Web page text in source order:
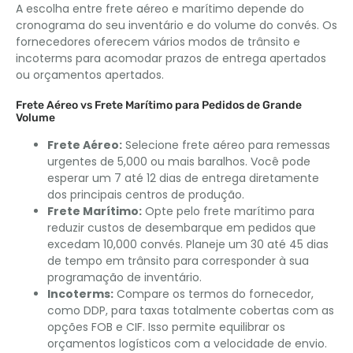
A escolha entre frete aéreo e marítimo depende do
cronograma do seu inventário e do volume do convés. Os
fornecedores oferecem vários modos de trânsito e
incoterms para acomodar prazos de entrega apertados
ou orçamentos apertados.
Frete Aéreo vs Frete Marítimo para Pedidos de Grande
Volume
Frete Aéreo: Selecione frete aéreo para remessas
urgentes de 5,000 ou mais baralhos. Você pode
esperar um 7 até 12 dias de entrega diretamente
dos principais centros de produção.
Frete Marítimo: Opte pelo frete marítimo para
reduzir custos de desembarque em pedidos que
excedam 10,000 convés. Planeje um 30 até 45 dias
de tempo em trânsito para corresponder à sua
programação de inventário.
Incoterms: Compare os termos do fornecedor,
como DDP, para taxas totalmente cobertas com as
opções FOB e CIF. Isso permite equilibrar os
orçamentos logísticos com a velocidade de envio.